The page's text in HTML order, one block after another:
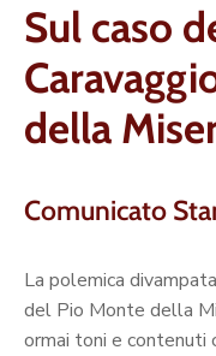
Sul caso
della
Comunicato
La polemica
del Pio Monte della
ormai toni e contenuti